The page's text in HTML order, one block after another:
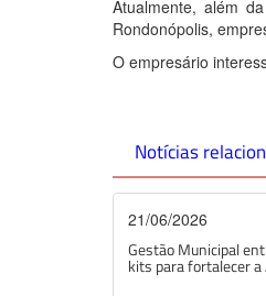
Atualmente, além
Rondonópolis,
O empresário
Notícias
21/06/2026
Gestão Municipal
kits para fortalecer a